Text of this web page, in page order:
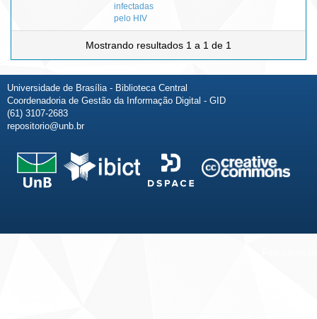
infectadas
pelo HIV
Mostrando resultados 1 a 1 de 1
Universidade de Brasília - Biblioteca Central
Coordenadoria de Gestão da Informação Digital - GID
(61) 3107-2683
repositorio@unb.br